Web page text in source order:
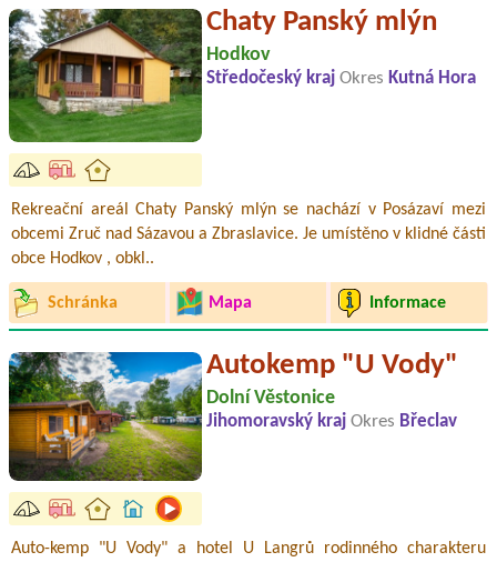
Chaty Panský mlýn
Hodkov
Středočeský kraj Okres Kutná Hora
Rekreační areál Chaty Panský mlýn se nachází v Posázaví mezi
obcemi Zruč nad Sázavou a Zbraslavice. Je umístěno v klidné části
obce Hodkov , obkl..
Schránka Mapa Informace
Autokemp "U Vody"
Dolní Věstonice
Jihomoravský kraj Okres Břeclav
Auto-kemp "U Vody" a hotel U Langrů rodinného charakteru